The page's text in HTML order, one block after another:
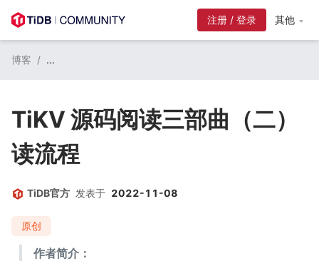
注册 / 登录 其他
博客 / ...
TiKV 源码阅读三部曲（二）
读流程
TiDB官方 发表于 2022-11-08
原创
作者简介：